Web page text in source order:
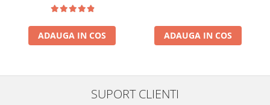
ADAUGA IN COS ADAUGA IN COS
SUPORT CLIENTI